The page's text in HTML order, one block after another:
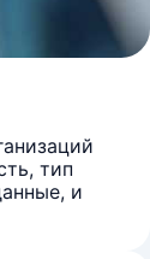
тип
и